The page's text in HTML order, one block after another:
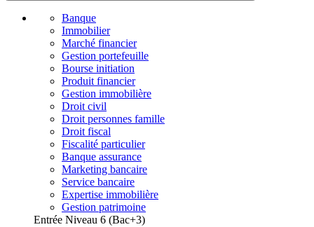
Banque
Immobilier
Marché financier
Gestion portefeuille
Bourse initiation
Produit financier
Gestion immobilière
Droit civil
Droit personnes famille
Droit fiscal
Fiscalité particulier
Banque assurance
Marketing bancaire
Service bancaire
Expertise immobilière
Gestion patrimoine
Entrée Niveau 6 (Bac+3)